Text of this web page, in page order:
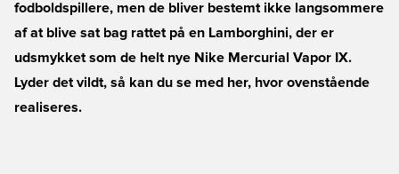
fodboldspillere, men de bliver bestemt ikke langsommere
af at blive sat bag rattet på en Lamborghini, der er
udsmykket som de helt nye Nike Mercurial Vapor IX.
Lyder det vildt, så kan du se med her, hvor ovenstående
realiseres.